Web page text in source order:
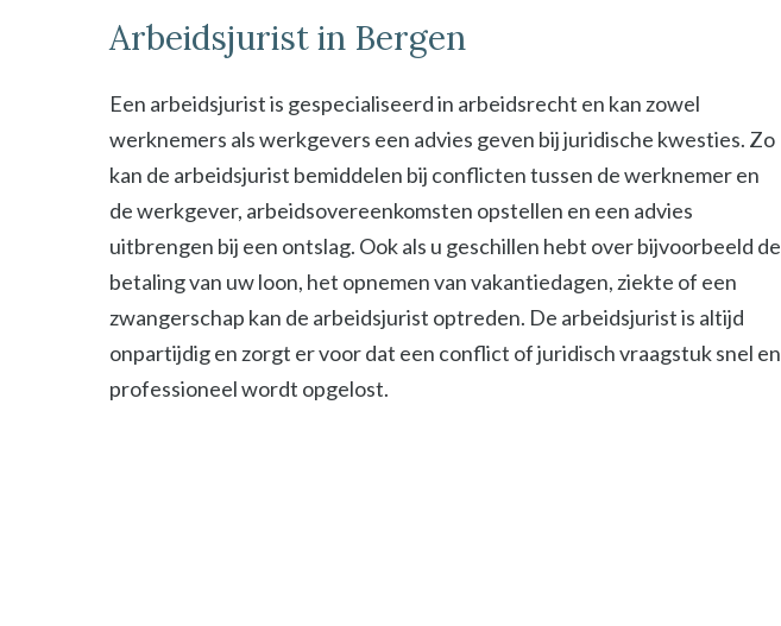
Arbeidsjurist in Bergen
Een arbeidsjurist is gespecialiseerd in arbeidsrecht en kan zowel
werknemers als werkgevers een advies geven bij juridische kwesties. Zo
kan de arbeidsjurist bemiddelen bij conflicten tussen de werknemer en
de werkgever, arbeidsovereenkomsten opstellen en een advies
uitbrengen bij een ontslag. Ook als u geschillen hebt over bijvoorbeeld de
betaling van uw loon, het opnemen van vakantiedagen, ziekte of een
zwangerschap kan de arbeidsjurist optreden. De arbeidsjurist is altijd
onpartijdig en zorgt er voor dat een conflict of juridisch vraagstuk snel en
professioneel wordt opgelost.